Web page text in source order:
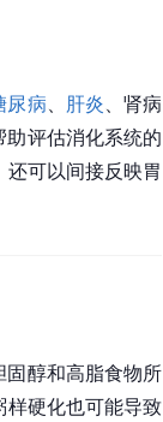
尿病 肝炎 、肾病
评估消化系统的
可以间接反映胃
固醇和高脂食物所
样硬化也可能导致